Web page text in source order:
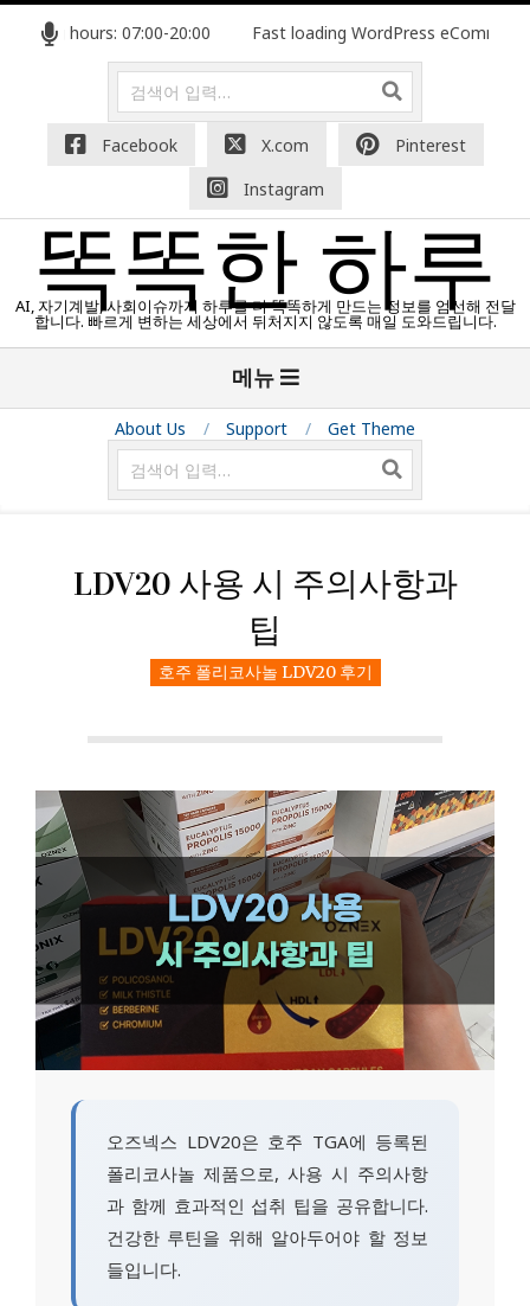
기
hours: 07:00-20:00 Fast loading WordPress eCommerce
Facebook
X.com
Pinterest
Instagram
똑똑한 하루
AI, 자기계발, 사회이슈까지 하루를 더 똑똑하게 만드는 정보를 엄선해 전달
합니다. 빠르게 변하는 세상에서 뒤처지지 않도록 매일 도와드립니다.
메뉴
About Us Support
Get Theme
LDV20 사용 시 주의사항과
팁
호주 폴리코사놀 LDV20 후기
오즈넥스 LDV20은 호주 TGA에 등록된
폴리코사놀 제품으로, 사용 시 주의사항
과 함께 효과적인 섭취 팁을 공유합니다.
건강한 루틴을 위해 알아두어야 할 정보
들입니다.